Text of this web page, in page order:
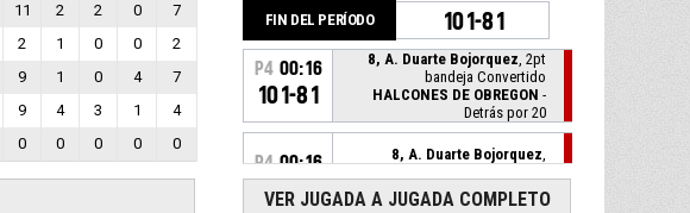
11 2 2 0
7
2 1 0 0
2
9 1 0 4
7
9 4 3 1
4
0 0 0 0 0
FIN DEL PERÍODO 101-81
P4 00:16
101-81
8, A. Duarte Bojorquez, 2pt
bandeja Convertido
HALCONES DE OBREGON -
Detrás por 20
P400:16 8, A. Duarte Bojorquez,
VER JUGADA A JUGADA COMPLETO